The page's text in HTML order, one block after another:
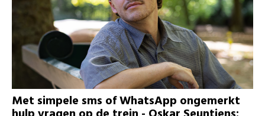
Met simpele sms of WhatsApp ongemerkt